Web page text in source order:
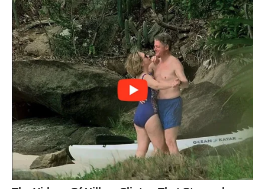
Sudbina vam šalje ono što ste dugo
čekali
Pred vama su veoma nježni i sretni trenuci.
LAV
Lavovima dolazi veliki poslovni i finansijski uspjeh.
Moguće su ogromne zarade, priznanja i osjećaj ponosa
kakav dugo niste imali.